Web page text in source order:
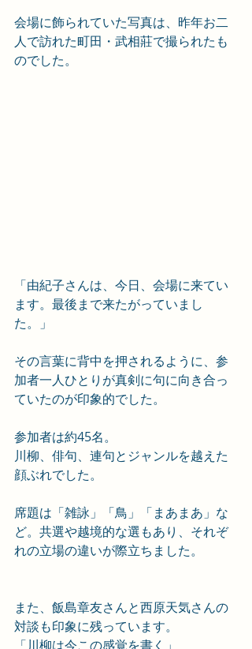
会場に飾られていた写真は、昨年お二
人で訪れた町田・武相莊で撮られたも
のでした。
「由紀子さんは、今日、会場に来てい
ます。最後まで来たがっていまし
た。」
その言葉に背中を押されるように、参
加者一人ひとりが真剣に句に向き合っ
ていたのが印象的でした。
参加者は約45名。
川柳、俳句、連句とジャンルを越えた
顔ぶれでした。
席題は「雑詠」「鳥」「まあまあ」な
ど。共選や越境的な選もあり、それぞ
れの立場の違いが際立ちました。
また、飯島章友さんと西原天気さんの
対談も印象に残っています。
「川柳は今この感覚を書く」